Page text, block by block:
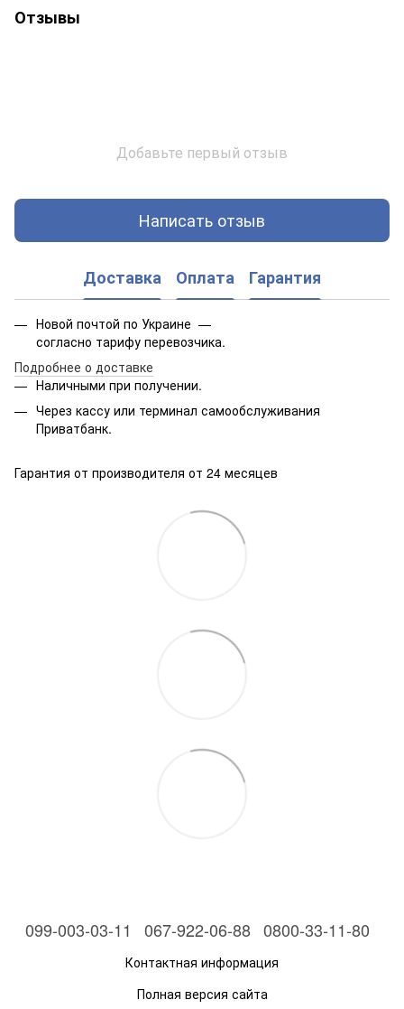
Отзывы
Добавьте первый отзыв
Написать отзыв
Доставка Оплата Гарантия
Новой почтой по Украине —
согласно тарифу перевозчика.
Подробнее о доставке
Наличными при получении.
Через кассу или терминал самообслуживания
Приватбанк.
Гарантия от производителя от 24 месяцев
099-003-03-11 067-922-06-88 0800-33-11-80
Контактная информация
Полная версия сайта